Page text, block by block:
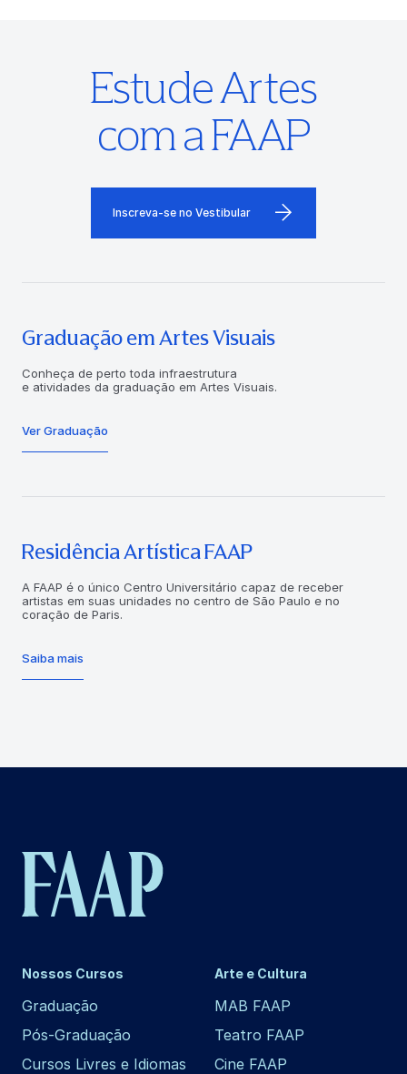
Estude Artes
com a FAAP
Inscreva-se no Vestibular
Graduação em Artes Visuais
Conheça de perto toda infraestrutura
e atividades da graduação em Artes Visuais.
Ver Graduação
Residência Artística FAAP
A FAAP é o único Centro Universitário capaz de receber
artistas em suas unidades no centro de São Paulo e no
coração de Paris.
Saiba mais
Nossos Cursos
Graduação
Pós-Graduação
Cursos Livres e Idiomas
Arte e Cultura
MAB FAAP
Teatro FAAP
Cine FAAP